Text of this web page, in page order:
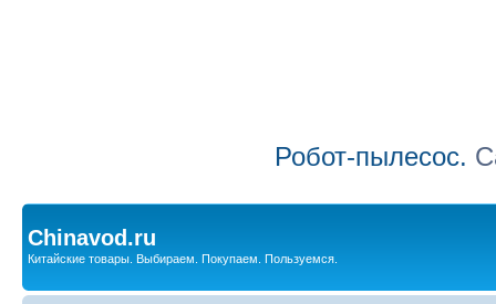
Робот-пылесос.
Chinavod.ru
Китайские товары. Выбираем. Покупаем. Пользуемся.